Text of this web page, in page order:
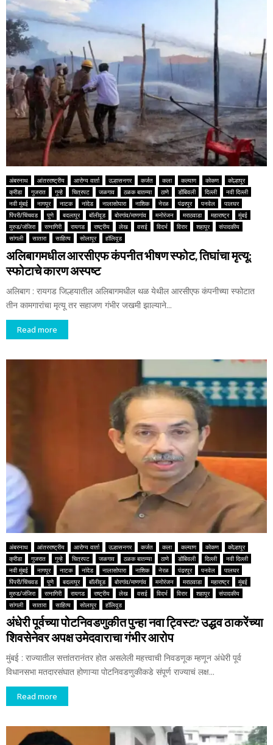
अंबरनाथ आंतरराष्ट्रीय आरोग्य वार्ता उल्हासनगर कर्जत कला कल्याण कोकण
कोल्हापूर
क्रीडा
गुजरात गुन्हे चित्रपट जळगाव ठळक बातम्या ठाणे डोंबिवली दिल्ली
नवी दिल्ली
नवी मुंबई
नागपूर नाटक नांदेड नालासोपारा नाशिक नेरळ पंढरपूर पनवेल
पालघर
पिंपरी/चिंचवड
पुणे बदलापूर बॉलीवूड बोरगांव/माणगांव मनोरंजन मराठवाडा महाराष्ट्र
मुंबई
मुरुड/जंजिरा
रत्नागिरी रायगड राष्ट्रीय लेख वसई विदर्भ विरार शहापूर
संपादकीय
सांगली
सातारा साहित्य सोलापूर हॉलिवूड
अलिबागमधील आरसीएफ कंपनीत भीषण स्फोट, तिघांचा मृत्यू;
स्फोटाचे कारण अस्पष्ट
अलिबाग : रायगड जिल्हयातील अलिबागमधील थळ येथील आरसीएफ कंपनीच्या स्फोटात
तीन कामगारांचा मृत्यू तर सहाजण गंभीर जखमी झाल्याने...
Read more
अंबरनाथ आंतरराष्ट्रीय आरोग्य वार्ता उल्हासनगर कर्जत कला कल्याण कोकण
कोल्हापूर
क्रीडा
गुजरात गुन्हे चित्रपट जळगाव ठळक बातम्या ठाणे डोंबिवली दिल्ली
नवी दिल्ली
नवी मुंबई
नागपूर नाटक नांदेड नालासोपारा नाशिक नेरळ पंढरपूर पनवेल
पालघर
पिंपरी/चिंचवड
पुणे बदलापूर बॉलीवूड बोरगांव/माणगांव मनोरंजन मराठवाडा महाराष्ट्र
मुंबई
मुरुड/जंजिरा
रत्नागिरी रायगड राष्ट्रीय लेख वसई विदर्भ विरार शहापूर
संपादकीय
सांगली
सातारा साहित्य सोलापूर हॉलिवूड
अंधेरी पूर्वच्या पोटनिवडणुकीत पुन्हा नवा ट्विस्ट? उद्धव ठाकरेंच्या
शिवसेनेवर अपक्ष उमेदवाराचा गंभीर आरोप
मुंबई : राज्यातील सत्तांतरानंतर होत असलेली महत्त्वाची निवडणूक म्हणून अंधेरी पूर्व
विधानसभा मतदारसंघात होणाऱ्या पोटनिवडणुकीकडे संपूर्ण राज्याचं लक्ष...
Read more